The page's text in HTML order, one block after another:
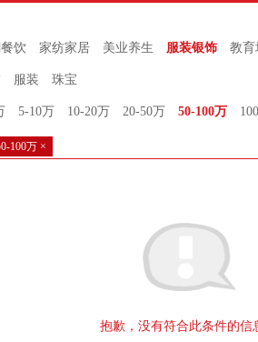
饮 家纺家居 美业养生 服装银饰 教育
服装 珠宝
5-10万 10-20万 20-50万 50-100万
100万 ×
抱歉，没有符合此条件的信